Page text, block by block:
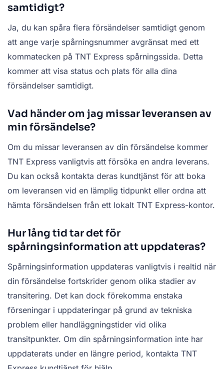
samtidigt?
Ja, du kan spåra flera försändelser samtidigt genom
att ange varje spårningsnummer avgränsat med ett
kommatecken på TNT Express spårningssida. Detta
kommer att visa status och plats för alla dina
försändelser samtidigt.
Vad händer om jag missar leveransen av
min försändelse?
Om du missar leveransen av din försändelse kommer
TNT Express vanligtvis att försöka en andra leverans.
Du kan också kontakta deras kundtjänst för att boka
om leveransen vid en lämplig tidpunkt eller ordna att
hämta försändelsen från ett lokalt TNT Express-kontor.
Hur lång tid tar det för
spårningsinformation att uppdateras?
Spårningsinformation uppdateras vanligtvis i realtid när
din försändelse fortskrider genom olika stadier av
transitering. Det kan dock förekomma enstaka
förseningar i uppdateringar på grund av tekniska
problem eller handläggningstider vid olika
transitpunkter. Om din spårningsinformation inte har
uppdaterats under en längre period, kontakta TNT